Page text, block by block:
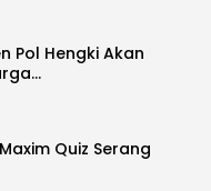
Pol Hengki Akan
Quiz Serang